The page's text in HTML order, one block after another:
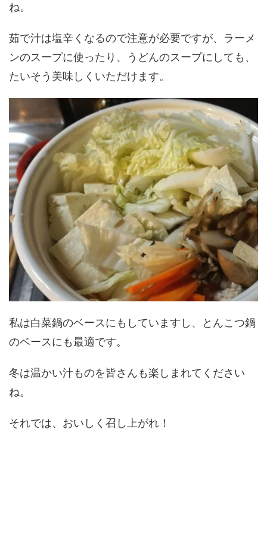
ね。
茹で汁は塩辛くなるので注意が必要ですが、ラーメ
ンのスープに使ったり、うどんのスープにしても、
たいそう美味しくいただけます。
私は白菜鍋のベースにもしていますし、とんこつ鍋
のベースにも最適です。
冬は温かい汁ものを皆さんも楽しまれてください
ね。
それでは、おいしく召し上がれ！